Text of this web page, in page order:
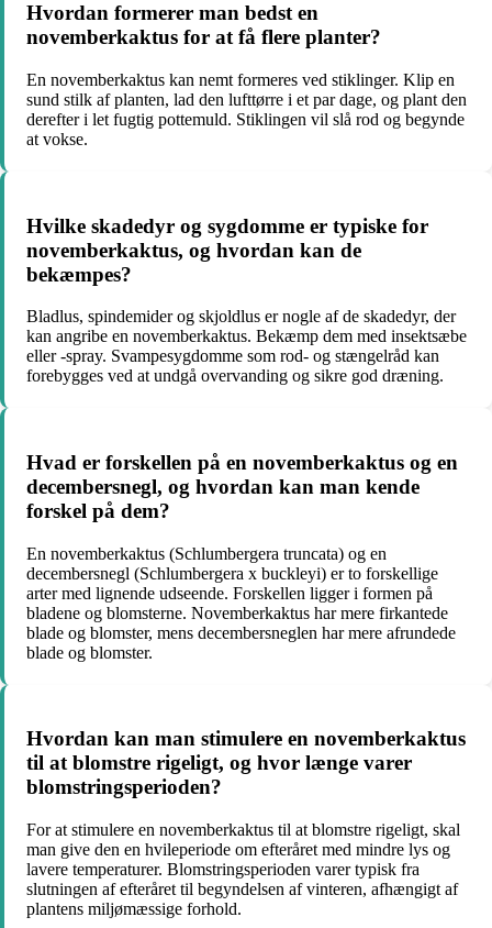
Hvordan formerer man bedst en
novemberkaktus for at få flere planter?
En novemberkaktus kan nemt formeres ved stiklinger. Klip en
sund stilk af planten, lad den lufttørre i et par dage, og plant den
derefter i let fugtig pottemuld. Stiklingen vil slå rod og begynde
at vokse.
Hvilke skadedyr og sygdomme er typiske for
novemberkaktus, og hvordan kan de
bekæmpes?
Bladlus, spindemider og skjoldlus er nogle af de skadedyr, der
kan angribe en novemberkaktus. Bekæmp dem med insektsæbe
eller -spray. Svampesygdomme som rod- og stængelråd kan
forebygges ved at undgå overvanding og sikre god dræning.
Hvad er forskellen på en novemberkaktus og en
decembersnegl, og hvordan kan man kende
forskel på dem?
En novemberkaktus (Schlumbergera truncata) og en
decembersnegl (Schlumbergera x buckleyi) er to forskellige
arter med lignende udseende. Forskellen ligger i formen på
bladene og blomsterne. Novemberkaktus har mere firkantede
blade og blomster, mens decembersneglen har mere afrundede
blade og blomster.
Hvordan kan man stimulere en novemberkaktus
til at blomstre rigeligt, og hvor længe varer
blomstringsperioden?
For at stimulere en novemberkaktus til at blomstre rigeligt, skal
man give den en hvileperiode om efteråret med mindre lys og
lavere temperaturer. Blomstringsperioden varer typisk fra
slutningen af efteråret til begyndelsen af vinteren, afhængigt af
plantens miljømæssige forhold.